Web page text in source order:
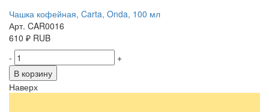
Чашка кофейная, Carta, Onda, 100 мл
Арт. CAR0016
610 ₽ RUB
-
+
В корзину
Наверх